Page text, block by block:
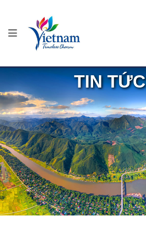
TIN TỨC